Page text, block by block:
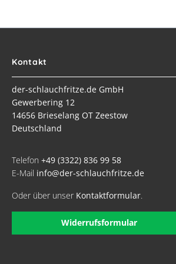
Kontakt
der-schlauchfritze.de GmbH
Gewerbering 12
14656 Brieselang OT Zeestow
Deutschland
Telefon +49 (3322) 836 99 58
E-Mail info@der-schlauchfritze.de
Oder über unser Kontaktformular.
Widerrufsformular